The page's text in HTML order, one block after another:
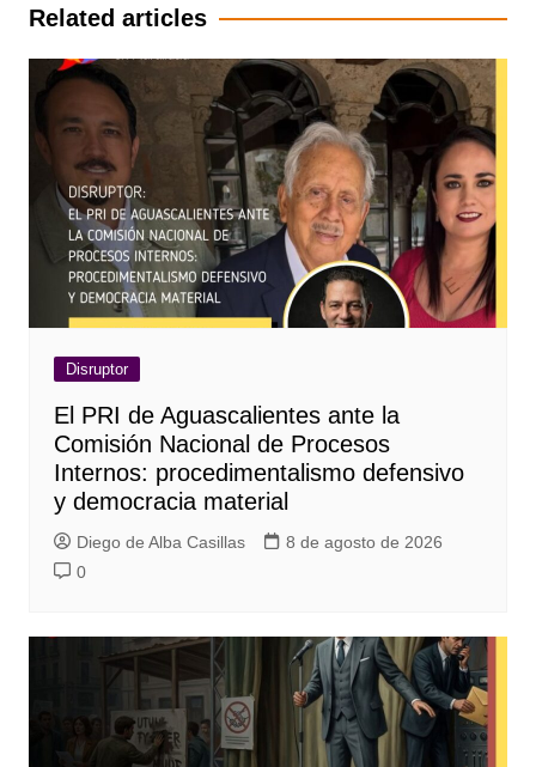
Related articles
Disruptor
El PRI de Aguascalientes ante la
Comisión Nacional de Procesos
Internos: procedimentalismo defensivo
y democracia material
Diego de Alba Casillas
8 de agosto de 2026
0